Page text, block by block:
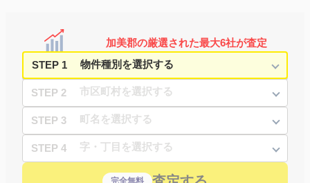
加美郡の厳選された最大6社が査定
STEP 1
STEP 2
STEP 3
STEP 4
完全無料